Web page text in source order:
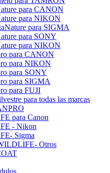
para CANON
para NIKON
para SIGMA
para SONY
para NIKON
para CANON
para NIKON
para SONY
para SIGMA
para FUJI
para todas las marcas
para Canon
- Nikon
Sigma
Otros